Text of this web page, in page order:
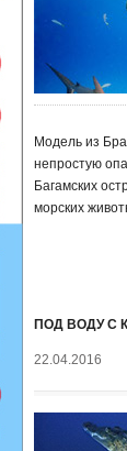
Модель из
непростую
Багамских
морских
ПОД ВОДУ С
22.04.2016